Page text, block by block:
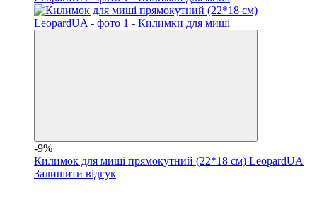
-9%
Килимок для миші прямокутний (22*18 cм) LeopardUA
Залишити відгук